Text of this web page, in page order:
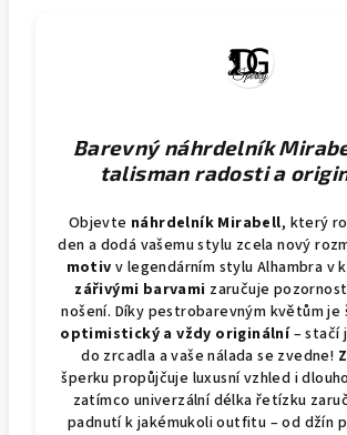
Barevný náhrdelník
talisman radosti a
Objevte náhrdelník Mirabell, který
den a dodá vašemu stylu zcela nový
motivv legendárním stylu Alhambra v
zářivými barvami zaručuje
nošení. Díky pestrobarevným květům je
optimistický a vždy originální– stačí
do zrcadla a vaše nálada se zvedne!
šperku propůjčuje luxusní vzhled i
zatímco univerzální délka řetízku
padnutí k jakémukoli outfitu – od džín